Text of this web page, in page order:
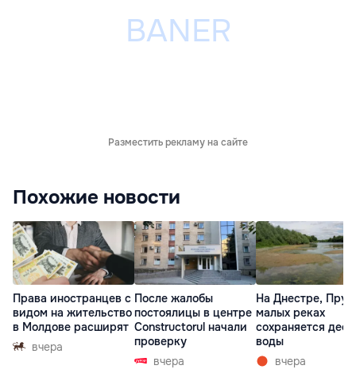
Разместить рекламу на сайте
Похожие новости
Права иностранцев с
видом на жительство
в Молдове расширят
вчера
После жалобы
постоялицы в центре
Constructorul начали
проверку
вчера
На Днестре,
малых реках
сохраняется
воды
вчера